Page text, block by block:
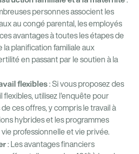
personnes associent les
au congé parental, les employés
avantages à toutes les étapes de
la planification familiale aux
en passant par le soutien à la
flexibles: Si vous proposez des
flexibles, utilisez l'enquête pour
ces offres, y compris le travail à
hybrides et les programmes
professionnelle et vie privée.
: Les avantages financiers